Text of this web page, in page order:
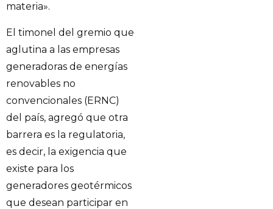
materia».
El timonel del gremio que
aglutina a las empresas
generadoras de energías
renovables no
convencionales (ERNC)
del país, agregó que otra
barrera es la regulatoria,
es decir, la exigencia que
existe para los
generadores geotérmicos
que desean participar en